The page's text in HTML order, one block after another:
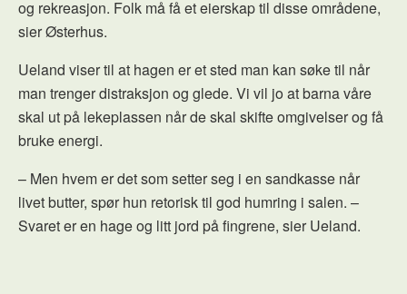
og rekreasjon. Folk må få et eierskap til disse områdene,
sier Østerhus.
Ueland viser til at hagen er et sted man kan søke til når
man trenger distraksjon og glede. Vi vil jo at barna våre
skal ut på lekeplassen når de skal skifte omgivelser og få
bruke energi.
– Men hvem er det som setter seg i en sandkasse når
livet butter, spør hun retorisk til god humring i salen. –
Svaret er en hage og litt jord på fingrene, sier Ueland.